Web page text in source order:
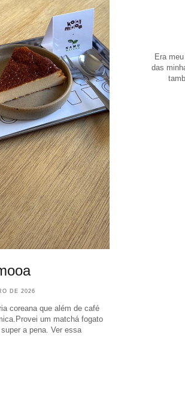
DE 2026
coreana que além de café
um matchá fogato
a pena. Ver essa
Era
das